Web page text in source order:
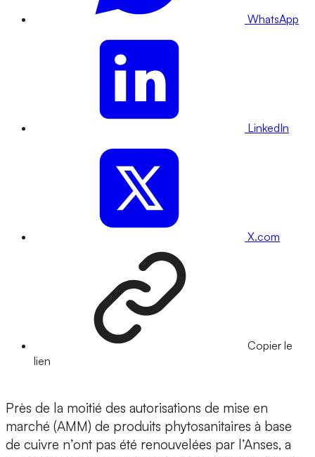
WhatsApp
LinkedIn
X.com
Copier le
lien
Près de la moitié des autorisations de mise en
marché (AMM) de produits phytosanitaires à base
de cuivre n’ont pas été renouvelées par l’Anses, a